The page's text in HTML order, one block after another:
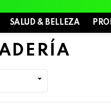
SALUD & BELLEZA